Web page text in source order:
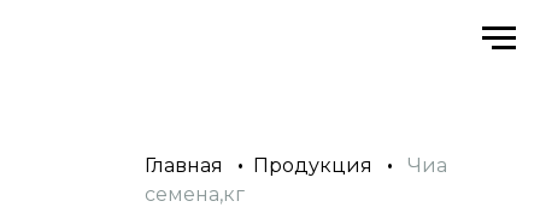
Главная • Продукция •
Чиа
семена,кг